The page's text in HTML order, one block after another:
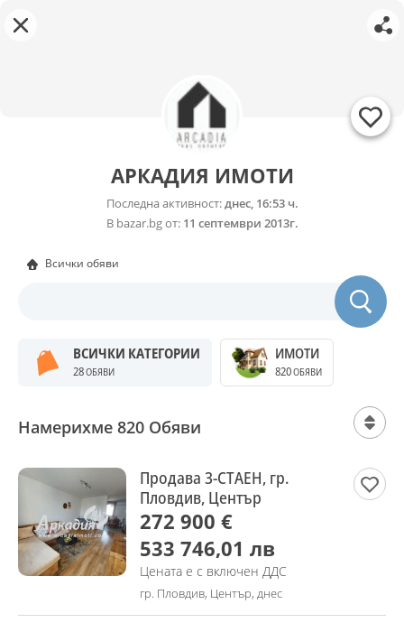
АРКАДИЯ ИМОТИ
Последна активност:днес, 16:53 ч.
В bazar.bg от:11 септември 2013г.
Всички обяви
ВСИЧКИ КАТЕГОРИИ
28ОБЯВИ
ИМОТИ
820ОБЯВИ
Намерихме 820 Обяви
Продава 3-СТАЕН, гр.
Пловдив, Център
272 900 €
533 746,01 лв
Цената е с включен ДДС
гр. Пловдив, Център, днес